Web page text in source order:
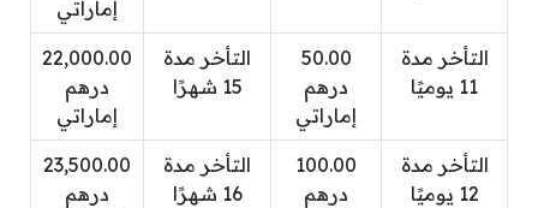
إماراتي
التأخر مدة
11 يوميًا
50.00
درهم
إماراتي
التأخر مدة
15 شهرًا
22,000.00
درهم
إماراتي
التأخر مدة
12 يوميًا
100.00
درهم
التأخر مدة
16 شهرًا
23,500.00
درهم